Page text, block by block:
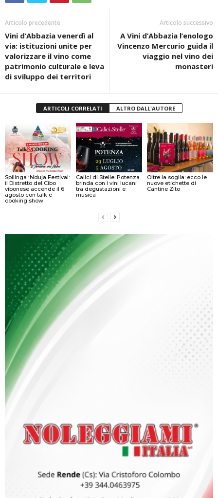
Articolo precedente
Vini d’Abbazia venerdì al
via: istituzioni unite per
valorizzare il vino come
patrimonio culturale e leva
di sviluppo dei territori
Articolo successivo
A Vini d’Abbazia l’enologo
Vincenzo Mercurio guida il
viaggio nel vino dei
monasteri
ARTICOLI CORRELATI ALTRO DALL'AUTORE
Spilinga ‘Nduja Festival:
il Distretto del Cibo
vibonese accende il 6
agosto con talk e
cooking show
Calici di Stelle: Potenza
brinda con i vini lucani
tra degustazioni e
musica
Oltre la soglia: ecco le
nuove etichette di
Cantine Zito